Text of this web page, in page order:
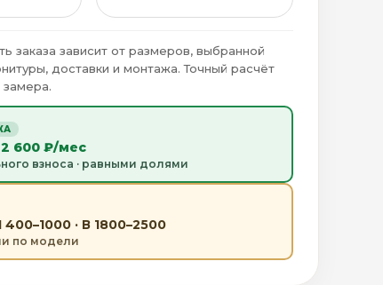
заказа зависит от размеров, выбранной
доставки и монтажа. Точный расчёт
2 600 ₽/мес
взноса · равными долями
· В 1800–2500
по модели